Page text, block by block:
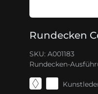
Rundecken
SKU: A001183
Rundecken-